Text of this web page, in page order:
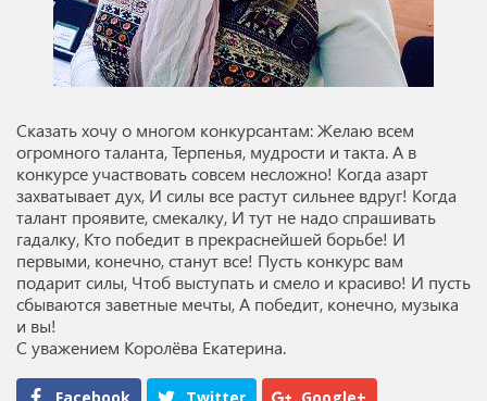
Сказать хочу о многом конкур­сан­там: Желаю всем
огром­но­го таланта, Терпенья, мудрости и такта. А в
конкурсе участ­вовать совсем несложно! Когда азарт
захватывает дух, И силы все растут сильнее вдруг! Когда
талант проявите, сме­калку, И тут не надо спрашивать
гадалку, Кто победит в прекрасней­шей борьбе! И
первыми, конечно, станут все! Пусть конкурс вам
подарит силы, Чтоб выступать и смело и красиво! И пусть
сбываются завет­ные мечты, А победит, конечно, музыка
и вы!
С уважением Королёва Екатерина.